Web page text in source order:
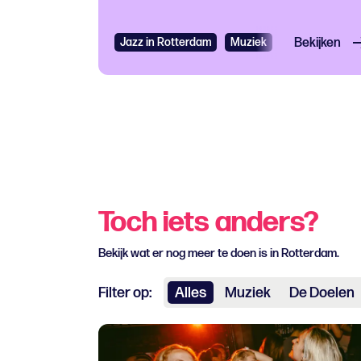
Jazz in Rotterdam Muziek Jazz
Bekijken
Toch iets anders?
Bekijk wat er nog meer te doen is in Rotterdam.
Filter op: Alles Muziek De Doelen